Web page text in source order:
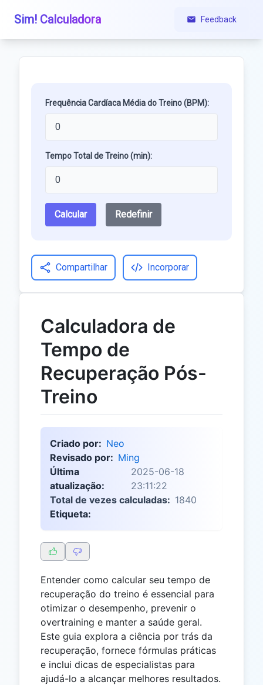
Sim! Calculadora Feedback
Frequência Cardíaca Média do Treino (BPM):
Tempo Total de Treino (min):
Calcular Redefinir
Compartilhar Incorporar
Calculadora de
Tempo de
Recuperação Pós-
Treino
Criado por: Neo
Revisado por: Ming
Última
atualização:
2025-06-18
23:11:22
Total de vezes calculadas: 1840
Etiqueta:
Entender como calcular seu tempo de
recuperação do treino é essencial para
otimizar o desempenho, prevenir o
overtraining e manter a saúde geral.
Este guia explora a ciência por trás da
recuperação, fornece fórmulas práticas
e inclui dicas de especialistas para
ajudá-lo a alcançar melhores resultados.